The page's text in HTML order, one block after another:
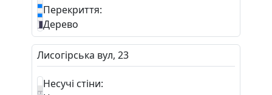
Перекриття:
Дерево
Лисогірська вул, 23
Несучі стіни: